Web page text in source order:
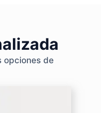
opciones de